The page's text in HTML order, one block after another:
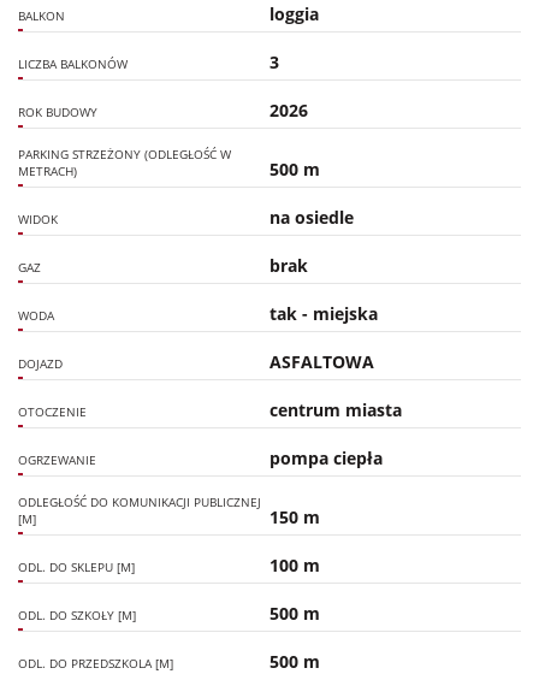
BALKON loggia
LICZBA BALKONÓW 3
ROK BUDOWY 2026
PARKING STRZEŻONY (ODLEGŁOŚĆ W
METRACH)
500 m
WIDOK na osiedle
GAZ brak
WODA tak - miejska
DOJAZD ASFALTOWA
OTOCZENIE centrum miasta
OGRZEWANIE pompa ciepła
ODLEGŁOŚĆ DO KOMUNIKACJI PUBLICZNEJ
[M]
150 m
ODL. DO SKLEPU [M] 100 m
ODL. DO SZKOŁY [M] 500 m
ODL. DO PRZEDSZKOLA [M] 500 m